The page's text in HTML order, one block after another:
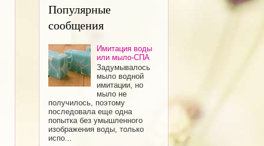
Популярные
сообщения
Имитация воды
или мыло-СПА
Задумывалось
мыло водной
имитации, но
мыло не
получилось, поэтому
последовала еще одна
попытка без умышленного
изображения воды, только
испо...